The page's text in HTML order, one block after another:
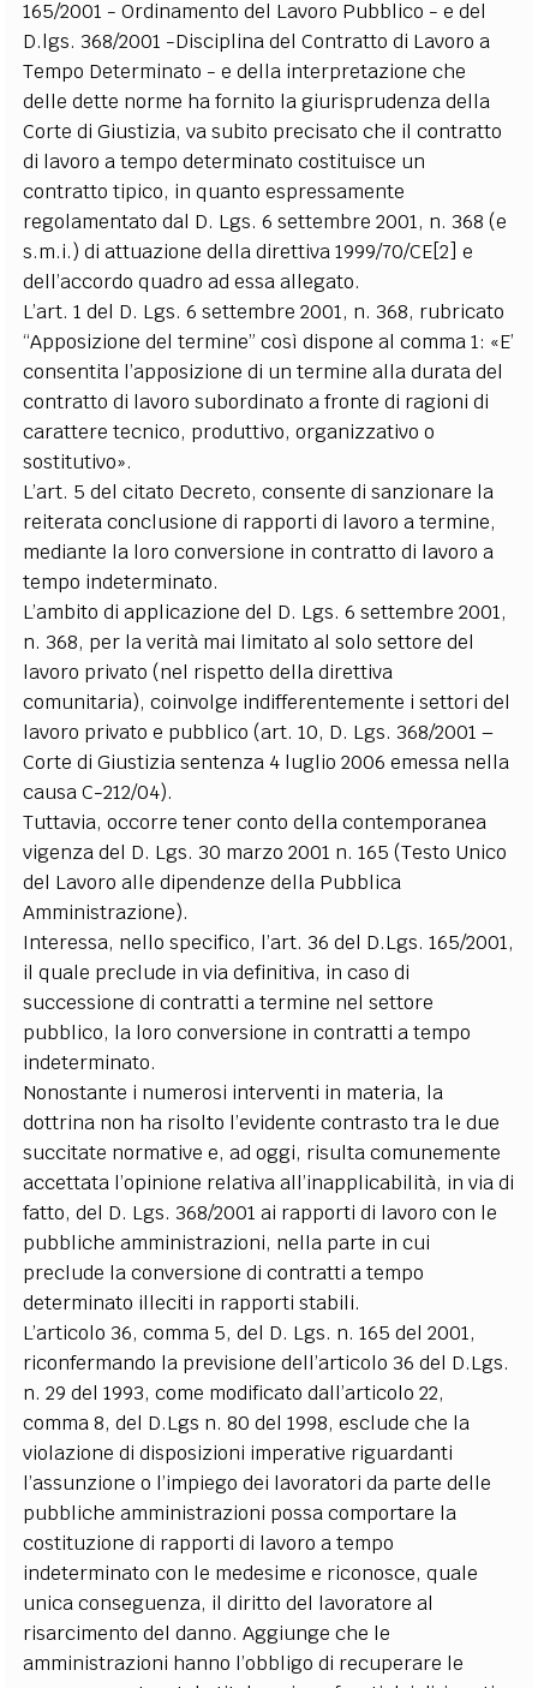
165/2001 - Ordinamento del Lavoro Pubblico - e del
D.lgs. 368/2001 -Disciplina del Contratto di Lavoro a
Tempo Determinato - e della interpretazione che
delle dette norme ha fornito la giurisprudenza della
Corte di Giustizia, va subito precisato che il contratto
di lavoro a tempo determinato costituisce un
contratto tipico, in quanto espressamente
regolamentato dal D. Lgs. 6 settembre 2001, n. 368 (e
s.m.i.) di attuazione della direttiva 1999/70/CE[2] e
dell’accordo quadro ad essa allegato.
L’art. 1 del D. Lgs. 6 settembre 2001, n. 368, rubricato
“Apposizione del termine” così dispone al comma 1: «E’
consentita l’apposizione di un termine alla durata del
contratto di lavoro subordinato a fronte di ragioni di
carattere tecnico, produttivo, organizzativo o
sostitutivo».
L’art. 5 del citato Decreto, consente di sanzionare la
reiterata conclusione di rapporti di lavoro a termine,
mediante la loro conversione in contratto di lavoro a
tempo indeterminato.
L’ambito di applicazione del D. Lgs. 6 settembre 2001,
n. 368, per la verità mai limitato al solo settore del
lavoro privato (nel rispetto della direttiva
comunitaria), coinvolge indifferentemente i settori del
lavoro privato e pubblico (art. 10, D. Lgs. 368/2001 –
Corte di Giustizia sentenza 4 luglio 2006 emessa nella
causa C-212/04).
Tuttavia, occorre tener conto della contemporanea
vigenza del D. Lgs. 30 marzo 2001 n. 165 (Testo Unico
del Lavoro alle dipendenze della Pubblica
Amministrazione).
Interessa, nello specifico, l’art. 36 del D.Lgs. 165/2001,
il quale preclude in via definitiva, in caso di
successione di contratti a termine nel settore
pubblico, la loro conversione in contratti a tempo
indeterminato.
Nonostante i numerosi interventi in materia, la
dottrina non ha risolto l’evidente contrasto tra le due
succitate normative e, ad oggi, risulta comunemente
accettata l’opinione relativa all’inapplicabilità, in via di
fatto, del D. Lgs. 368/2001 ai rapporti di lavoro con le
pubbliche amministrazioni, nella parte in cui
preclude la conversione di contratti a tempo
determinato illeciti in rapporti stabili.
L’articolo 36, comma 5, del D. Lgs. n. 165 del 2001,
riconfermando la previsione dell’articolo 36 del D.Lgs.
n. 29 del 1993, come modificato dall’articolo 22,
comma 8, del D.Lgs n. 80 del 1998, esclude che la
violazione di disposizioni imperative riguardanti
l’assunzione o l’impiego dei lavoratori da parte delle
pubbliche amministrazioni possa comportare la
costituzione di rapporti di lavoro a tempo
indeterminato con le medesime e riconosce, quale
unica conseguenza, il diritto del lavoratore al
risarcimento del danno. Aggiunge che le
amministrazioni hanno l’obbligo di recuperare le